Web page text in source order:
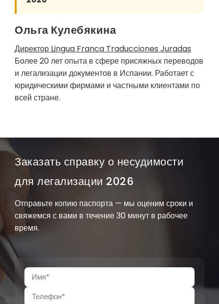
Ольга Кулебякина
Директор Lingua Franca Traducciones Juradas
Более 20 лет опыта в сфере присяжных переводов
и легализации документов в Испании. Работает с
юридическими фирмами и частными клиентами по
всей стране.
Заказать справку о несудимости
для легализации 2026
Отправьте копию паспорта — мы оценим сроки и
свяжемся с вами в течение 30 минут в рабочее
время.